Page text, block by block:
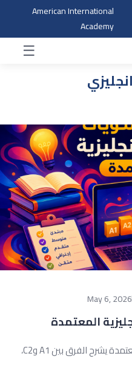
American International
Academy
☰
May 6,
المعتمدة
دليل مستويات اللغة الإنجليزية المعتمدة يشرح الفرق بين A1 وC2،